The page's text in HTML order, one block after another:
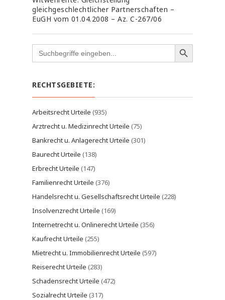
gleichgeschlechtlicher Partnerschaften –
EuGH vom 01.04.2008 – Az. C-267/06
Search
for:
RECHTSGEBIETE:
Arbeitsrecht Urteile (935)
Arztrecht u. Medizinrecht Urteile (75)
Bankrecht u. Anlagerecht Urteile (301)
Baurecht Urteile (138)
Erbrecht Urteile (147)
Familienrecht Urteile (376)
Handelsrecht u. Gesellschaftsrecht Urteile (228)
Insolvenzrecht Urteile (169)
Internetrecht u. Onlinerecht Urteile (356)
Kaufrecht Urteile (255)
Mietrecht u. Immobilienrecht Urteile (597)
Reiserecht Urteile (283)
Schadensrecht Urteile (472)
Sozialrecht Urteile (317)